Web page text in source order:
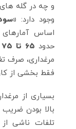
وجود دارد:
اساس
حدود ۶۵ تا ۷۵ درصد
مرغداری، صرف
فقط بخشی از
بسیاری از
بالا بودن
تلفات ناشی